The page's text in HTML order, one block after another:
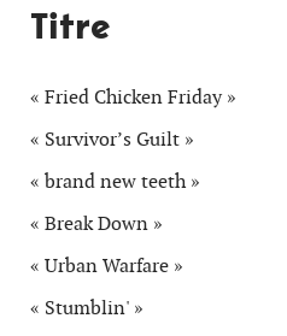
Titre
« Fried Chicken Friday »
« Survivor’s Guilt »
« brand new teeth »
« Break Down »
« Urban Warfare »
« Stumblin' »